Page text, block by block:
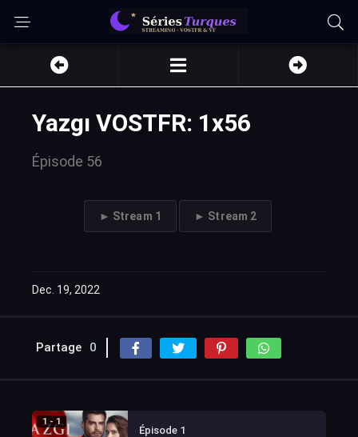
Yazgı VOSTFR: 1x56
Épisode 56
► Stream 1 ► Stream 2
Dec. 19, 2022
Partage 0
1 - 1
Épisode 1